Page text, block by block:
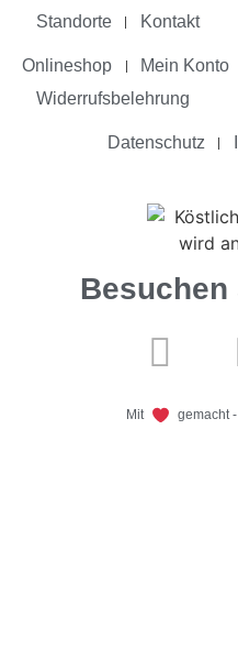
Standorte
Kontakt
Onlineshop Mein Konto
Widerrufsbelehrung
Datenschutz
Besuchen
Mit gemacht